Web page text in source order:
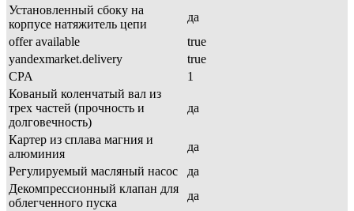
Установленный сбоку на
корпусе натяжитель цепи
да
offer available
true
yandexmarket.delivery
true
CPA
1
Кованый коленчатый вал из
трех частей (прочность и
долговечность)
да
Картер из сплава магния и
алюминия
да
Регулируемый масляный насос
да
Декомпрессионный клапан для
облегченного пуска
да